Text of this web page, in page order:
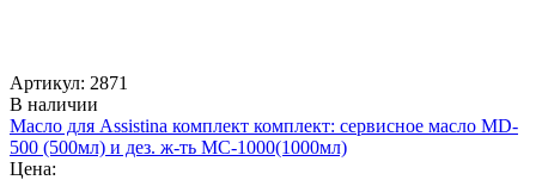
Артикул: 2871
В наличии
Масло для Assistina комплект комплект: сервисное масло MD-
500 (500мл) и дез. ж-ть MC-1000(1000мл)
Цена: